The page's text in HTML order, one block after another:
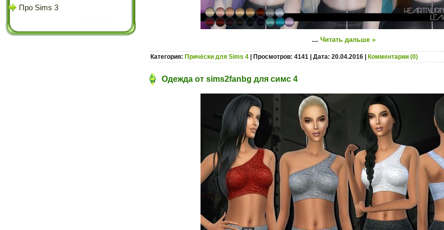
Про Sims 3
... Читать дальше »
Категория: Причёски для Sims 4 | Просмотров: 4141 | Дата: 20.04.2016 Комментарии (0)
Одежда от sims2fanbg для симс 4